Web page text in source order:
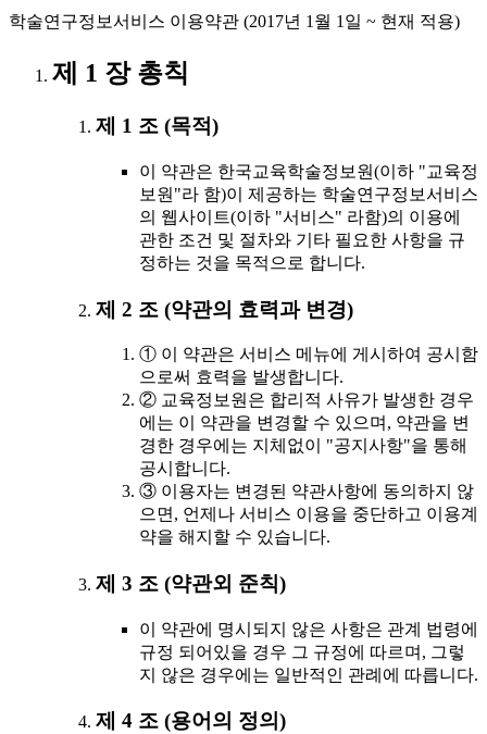
학술연구정보서비스 이용약관 (2017년 1월 1일 ~ 현재 적용)
제 1 장 총칙
제 1 조 (목적)
이 약관은 한국교육학술정보원(이하 "교육정
보원"라 함)이 제공하는 학술연구정보서비스
의 웹사이트(이하 "서비스" 라함)의 이용에
관한 조건 및 절차와 기타 필요한 사항을 규
정하는 것을 목적으로 합니다.
제 2 조 (약관의 효력과 변경)
① 이 약관은 서비스 메뉴에 게시하여 공시함
으로써 효력을 발생합니다.
② 교육정보원은 합리적 사유가 발생한 경우
에는 이 약관을 변경할 수 있으며, 약관을 변
경한 경우에는 지체없이 "공지사항"을 통해
공시합니다.
③ 이용자는 변경된 약관사항에 동의하지 않
으면, 언제나 서비스 이용을 중단하고 이용계
약을 해지할 수 있습니다.
제 3 조 (약관외 준칙)
이 약관에 명시되지 않은 사항은 관계 법령에
규정 되어있을 경우 그 규정에 따르며, 그렇
지 않은 경우에는 일반적인 관례에 따릅니다.
제 4 조 (용어의 정의)